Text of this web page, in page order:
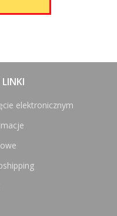
elektronicznym